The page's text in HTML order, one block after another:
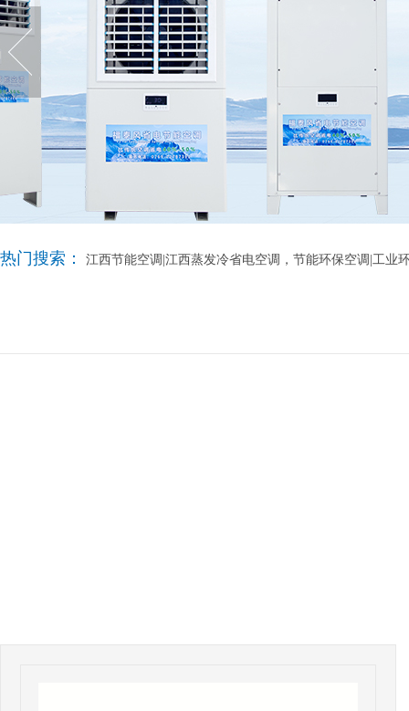
热门搜索： 江西节能空调|江西蒸发冷省电空调，节能环保空调|工业